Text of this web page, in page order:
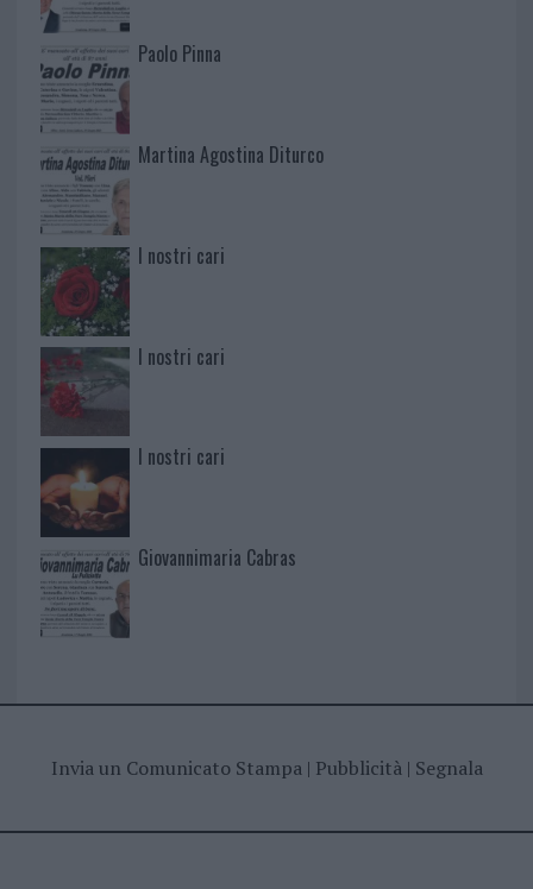
Paolo Pinna
Martina Agostina Diturco
I nostri cari
I nostri cari
I nostri cari
Giovannimaria Cabras
Invia un Comunicato Stampa| Pubblicità| Segnala